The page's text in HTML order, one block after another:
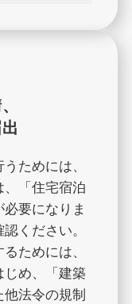
ためには、
、「住宅宿泊
要になりま
ください。
ためには、
じめ、「建築
法令の規制